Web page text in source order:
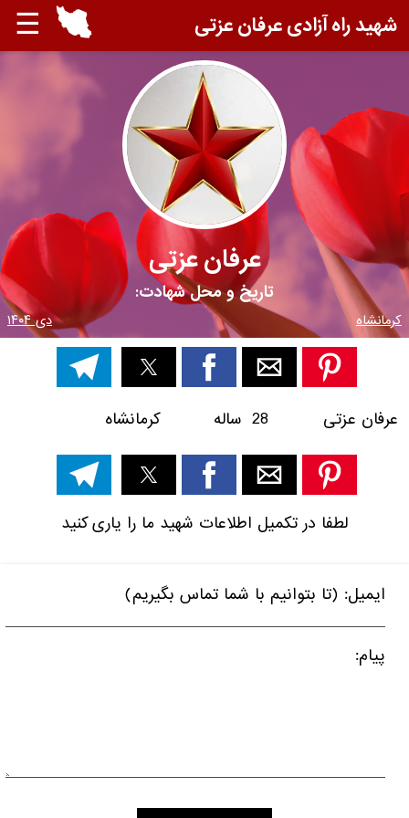
☰ شهید راه آزادی عرفان عزتی
عرفان عزتی
تاریخ و محل شهادت:
کرمانشاه دی ۱۴۰۴
عرفان عزتی 28 ساله کرمانشاه
لطفا در تکمیل اطلاعات شهید ما را یاری کنید
ایمیل: (تا بتوانیم با شما تماس بگیریم)
پیام: